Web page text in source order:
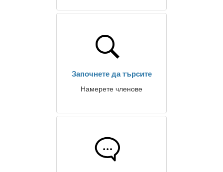
Започнете да търсите
Намерете членове